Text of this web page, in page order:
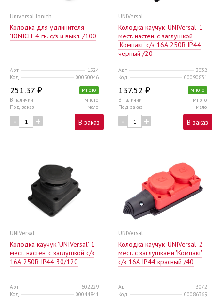
Universal Ionich
Колодка для удлинителя
'IONICH' 4 гн. с/з и выкл. /100
Арт
1524
Код
00050046
251.37 ₽
много
В наличии
много
Под заказ
мало
- + В заказ
UNIVersal
Колодка каучук 'UNIVersal' 1-
мест. настен. с заглушкой
'Компакт' c/з 16А 250В IP44
черный /20
Арт
3032
Код
00090831
137.52 ₽
много
В наличии
много
Под заказ
мало
- + В заказ
UNIVersal
Колодка каучук 'UNIVersal' 1-
мест. настен. с заглушкой c/з
16А 250В IP44 30/120
Арт
602229
Код
00044841
UNIVersal
Колодка каучук 'UNIVersal' 2-
мест. с заглушками 'Компакт'
с/з 16А IP44 красный /40
Арт
3072
Код
00086369